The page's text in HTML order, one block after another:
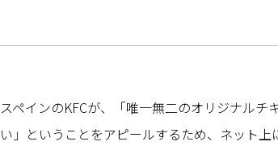
スペインのKFCが、「唯一無二のオリジナルチ
い」ということをアピールするため、ネット